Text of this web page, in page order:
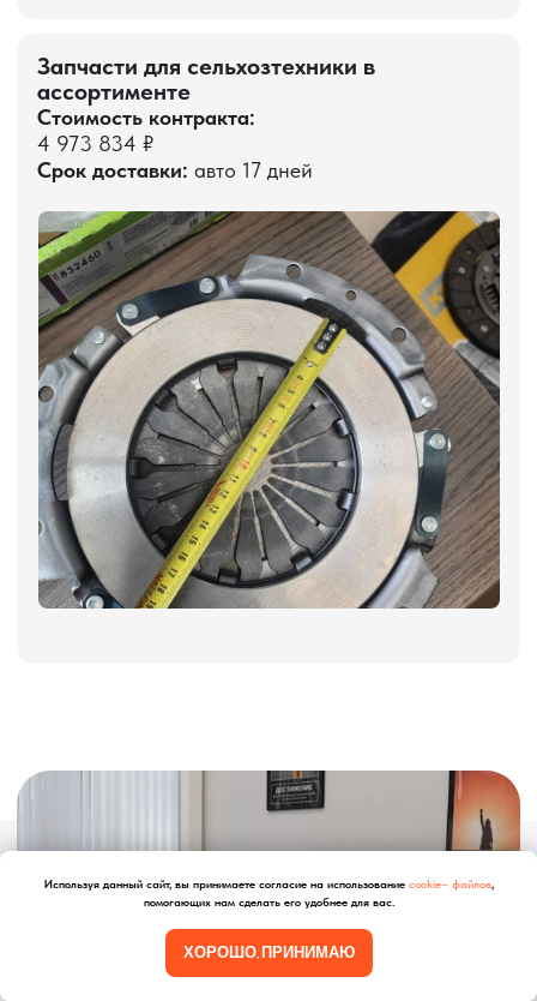
Склады:
sale@pro-torg.ru
г. Москва, ул. Бутлерова, д. 17, 5 этаж, оф.
5016
Иу - 500 м2 浙江省义乌市北苑街道春晗四
区43栋5单元一楼 郑旭生 15245324567
Гуанчжоу - 1500 м2 郑旭生13302389315 广
东省佛山市南海区里水镇洲村 飞机场工业
园 11号G598库房 唛头
ПЕРЕЗВОНИМ ВАМ
и соглашаюсь с политикой конфиденциальности
Оставить заявку
НАВИГАЦИЯ
О компании
Доставка из Китая
Закупка в Китае
Дополнительные
услуги
Звонок бесплатный
8 800 600–36–30
sale@pro-torg.ru
Для вопросов
и предложений
г. Москва, ул.
Бутлерова, д.17, 5
Используя данный сайт, вы принимаете согласие на использование cookie– файлов,
помогающих нам сделать его удобнее для вас.
ХОРОШО, ПРИНИМАЮ